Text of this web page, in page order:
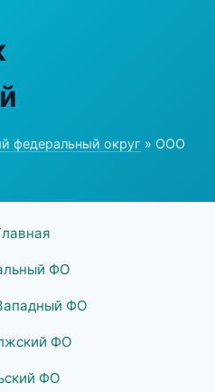
федеральный округ » ООО
ФО
ФО
ФО
ФО